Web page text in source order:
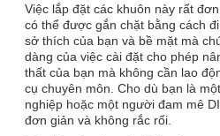
Việc lắp đặt các khuôn này rất
có thể được gắn chặt bằng cách
sở thích của bạn và bề mặt mà
dàng của việc cài đặt cho phép
thất của bạn mà không cần lao
cụ chuyên môn. Cho dù bạn là
nghiệp hoặc một người đam mê
đơn giản và không rắc rối.